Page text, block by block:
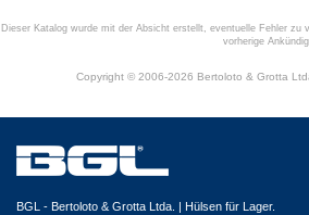
Dieser Katalog wurde mit der Absicht erstellt, eventuelle Fehler
vorherige
Copyright © 2006-2026 Bertoloto & Grotta
BGL - Bertoloto & Grotta Ltda. | Hülsen für Lager.